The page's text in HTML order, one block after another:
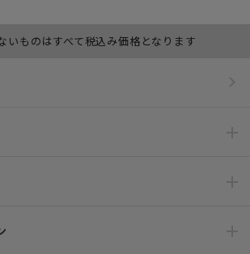
いものはすべて税込み価格となります